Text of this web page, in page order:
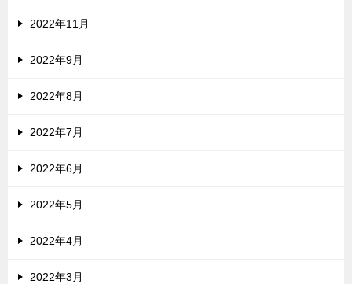
2022年11月
2022年9月
2022年8月
2022年7月
2022年6月
2022年5月
2022年4月
2022年3月